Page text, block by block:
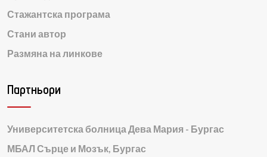
Стажантска програма
Стани автор
Размяна на линкове
Партньори
Университетска болница Дева Мария - Бургас
МБАЛ Сърце и Мозък, Бургас